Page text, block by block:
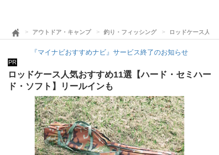
アウトドア・キャンプ 釣り・フィッシング ロッドケース人気
『マイナビおすすめナビ』サービス終了のお知らせ
PR
ロッドケース人気おすすめ11選【ハード・セミハー
ド・ソフト】リールインも